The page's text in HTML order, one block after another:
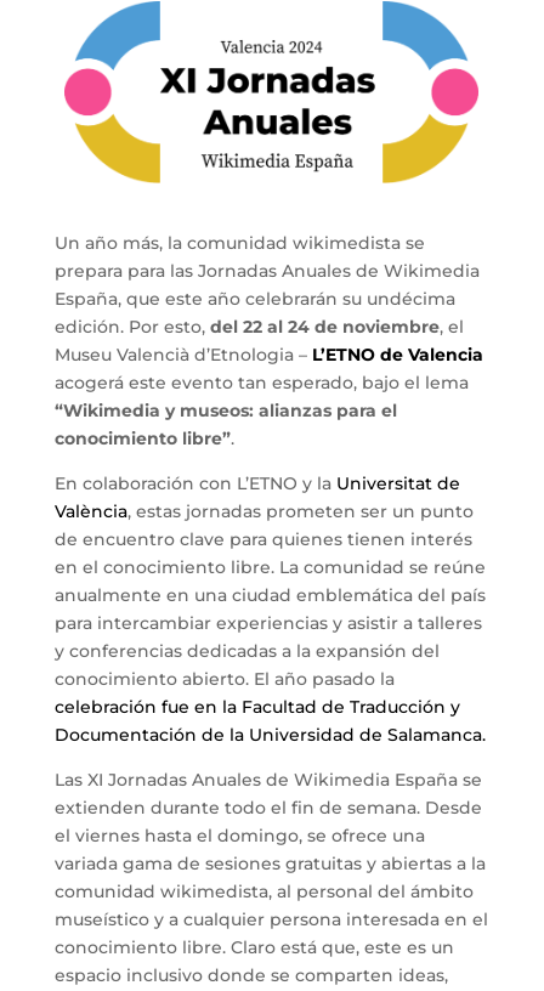
Un año más, la comunidad wikimedista se
prepara para las Jornadas Anuales de Wikimedia
España, que este año celebrarán su undécima
edición. Por esto, del 22 al 24 de noviembre, el
Museu Valencià d’Etnologia – L’ETNO de Valencia
acogerá este evento tan esperado, bajo el lema
“Wikimedia y museos: alianzas para el
conocimiento libre”.
En colaboración con L’ETNO y la Universitat de
València, estas jornadas prometen ser un punto
de encuentro clave para quienes tienen interés
en el conocimiento libre. La comunidad se reúne
anualmente en una ciudad emblemática del país
para intercambiar experiencias y asistir a talleres
y conferencias dedicadas a la expansión del
conocimiento abierto. El año pasado la
celebración fue en la Facultad de Traducción y
Documentación de la Universidad de Salamanca.
Las XI Jornadas Anuales de Wikimedia España se
extienden durante todo el fin de semana. Desde
el viernes hasta el domingo, se ofrece una
variada gama de sesiones gratuitas y abiertas a la
comunidad wikimedista, al personal del ámbito
museístico y a cualquier persona interesada en el
conocimiento libre. Claro está que, este es un
espacio inclusivo donde se comparten ideas,